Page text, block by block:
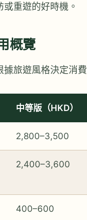
重遊的好時機。
概覽
旅遊風格決定消
中等版（HKD）
2,800–3,500
2,400–3,600
400–600